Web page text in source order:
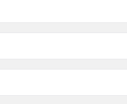
50mm, Top load
22.2mm